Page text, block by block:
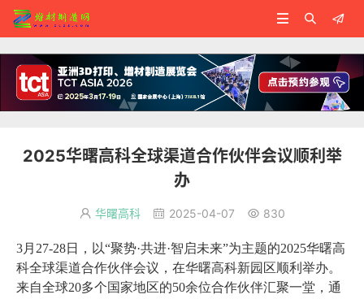



2025华曙高科全球渠道合作伙伴会议顺利举
办
 华曙高科  2025-04-07  830
3月27-28日，以“聚势·共进·智启未来”为主题的2025华曙高
科全球渠道合作伙伴会议，在华曙高科新园区顺利举办。
来自全球20多个国家地区的50余位合作伙伴汇聚一堂，通